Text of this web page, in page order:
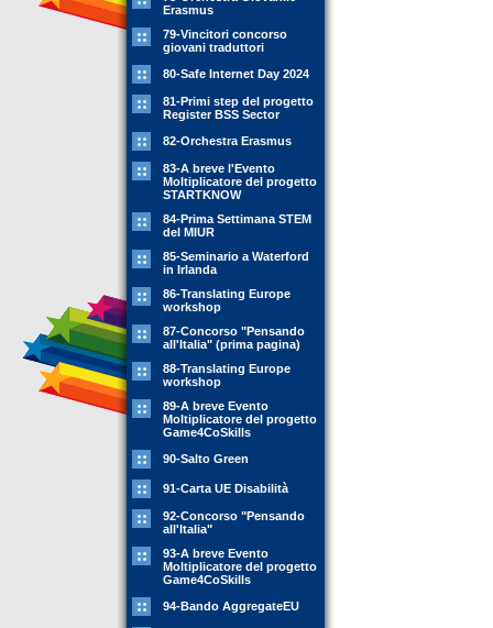
Erasmus
79-Vincitori concorso
giovani traduttori
80-Safe Internet Day 2024
81-Primi step del progetto
Register BSS Sector
82-Orchestra Erasmus
83-A breve l'Evento
Moltiplicatore del progetto
STARTKNOW
84-Prima Settimana STEM
del MIUR
85-Seminario a Waterford
in Irlanda
86-Translating Europe
workshop
87-Concorso "Pensando
all'Italia" (prima pagina)
88-Translating Europe
workshop
89-A breve Evento
Moltiplicatore del progetto
Game4CoSkills
90-Salto Green
91-Carta UE Disabilità
92-Concorso "Pensando
all'Italia"
93-A breve Evento
Moltiplicatore del progetto
Game4CoSkills
94-Bando AggregateEU